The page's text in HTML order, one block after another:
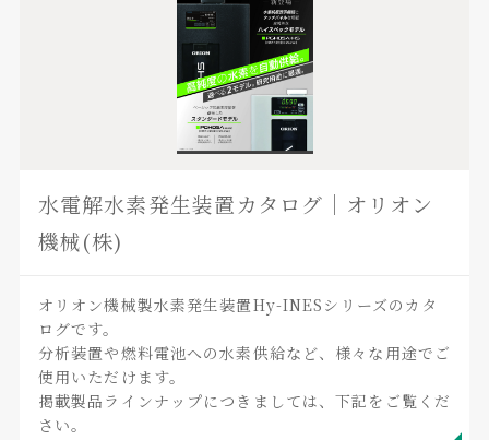
水電解水素発生装置カタログ｜オリオン
機械(株)
オリオン機械製水素発生装置Hy-INESシリーズのカタ
ログです。
分析装置や燃料電池への水素供給など、様々な用途でご
使用いただけます。
掲載製品ラインナップにつきましては、下記をご覧くだ
さい。